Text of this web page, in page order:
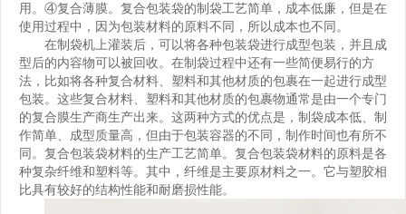
用。④复合薄膜。复合包装袋的制袋工艺简单，成本低廉，但是在
使用过程中，因为包装材料的原料不同，所以成本也不同。
在制袋机上灌装后，可以将各种包装袋进行成型包装，并且成
型后的内容物可以被回收。在制袋过程中还有一些简便易行的方
法，比如将各种复合材料、塑料和其他材质的包裹在一起进行成型
包装。这些复合材料、塑料和其他材质的包裹物通常是由一个专门
的复合膜生产商生产出来。这两种方式的优点是，制袋成本低、制
作简单、成型质量高，但由于包装容器的不同，制作时间也有所不
同。复合包装袋材料的生产工艺简单。复合包装袋材料的原料是各
种复杂纤维和塑料等。其中，纤维是主要原材料之一。它与塑胶相
比具有较好的结构性能和耐磨损性能。